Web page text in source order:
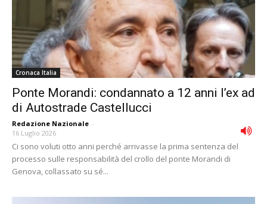
Cronaca Italia
Ponte Morandi: condannato a 12 anni l’ex ad
di Autostrade Castellucci
Redazione Nazionale -
16 Luglio 2026
Ci sono voluti otto anni perché arrivasse la prima sentenza del
processo sulle responsabilità del crollo del ponte Morandi di
Genova, collassato su sé...